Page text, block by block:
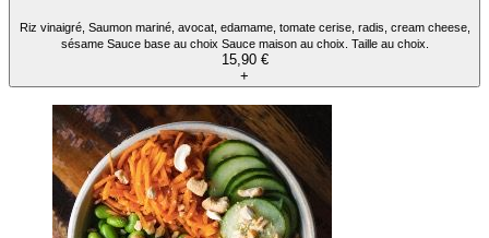
Riz vinaigré, Saumon mariné, avocat, edamame, tomate cerise, radis, cream cheese,
sésame Sauce base au choix Sauce maison au choix. Taille au choix.
15,90 €
+